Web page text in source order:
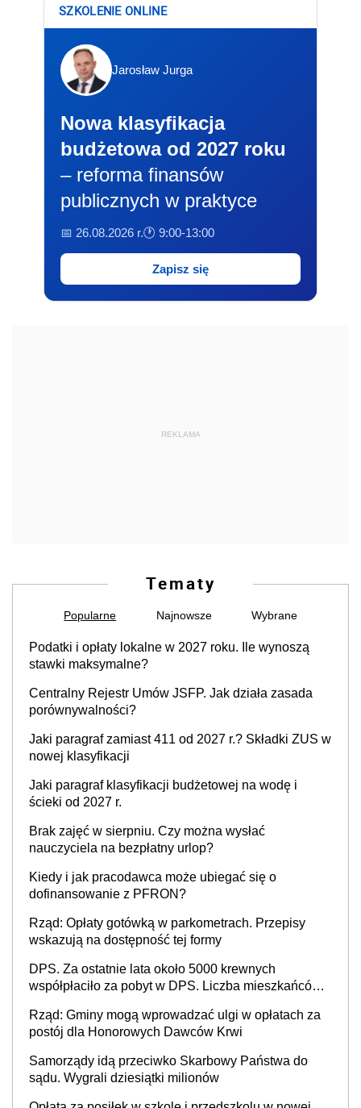
SZKOLENIE ONLINE
Jarosław Jurga
Nowa klasyfikacja
budżetowa od 2027 roku
– reforma finansów
publicznych w praktyce
📅 26.08.2026 r.🕐 9:00-13:00
Zapisz się
REKLAMA
Tematy
Popularne Najnowsze Wybrane
Podatki i opłaty lokalne w 2027 roku. Ile wynoszą
stawki maksymalne?
Centralny Rejestr Umów JSFP. Jak działa zasada
porównywalności?
Jaki paragraf zamiast 411 od 2027 r.? Składki ZUS w
nowej klasyfikacji
Jaki paragraf klasyfikacji budżetowej na wodę i
ścieki od 2027 r.
Brak zajęć w sierpniu. Czy można wysłać
nauczyciela na bezpłatny urlop?
Kiedy i jak pracodawca może ubiegać się o
dofinansowanie z PFRON?
Rząd: Opłaty gotówką w parkometrach. Przepisy
wskazują na dostępność tej formy
DPS. Za ostatnie lata około 5000 krewnych
współpłaciło za pobyt w DPS. Liczba mieszkańców
Rząd: Gminy mogą wprowadzać ulgi w opłatach za
postój dla Honorowych Dawców Krwi
Samorządy idą przeciwko Skarbowy Państwa do
sądu. Wygrali dziesiątki milionów